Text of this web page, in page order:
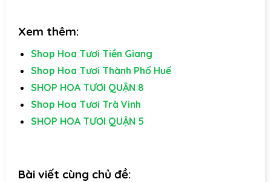
Xem thêm:
Shop Hoa Tươi Tiền Giang
Shop Hoa Tươi Thành Phố Huế
SHOP HOA TƯƠI QUẬN 8
Shop Hoa Tươi Trà Vinh
SHOP HOA TƯƠI QUẬN 5
Bài viết cùng chủ đề: